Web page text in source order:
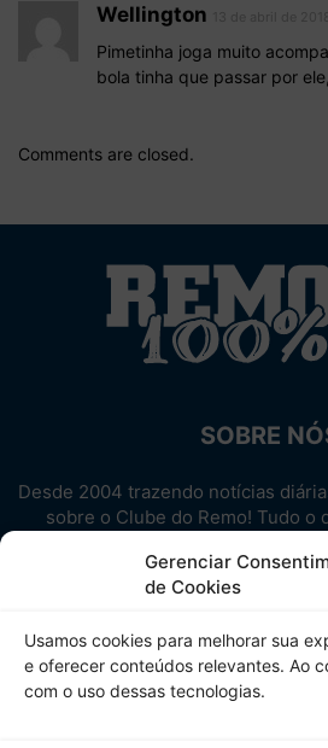
Gerenciar
de Cookies
Usamos cookies para melhorar sua
e oferecer conteúdos relevantes. Ao
com o uso dessas tecnologias.
Wellington
Pimetinha joga muito
bola tinha que passar por
Comments are closed.
SOBRE
Desde 2004 trazendo notícias
sobre o Clube do Remo! Tudo o
Aproveite! Site não-
SIGA-